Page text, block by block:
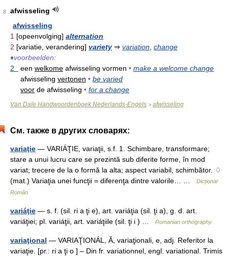
8
afwisseling
afwisseling
1 [opeenvolging] alternation
2 [variatie, verandering] variety⇒ variation change
♦voorbeelden:
2
een welkome afwisseling vormen • make a welcome change
afwisseling vertonen • be varied
voor de afwisseling • for a change
Van Dale Handwoordenboek Nederlands-Engels > afwisseling
См. также в других словарях:
variaţie — VARIÁŢIE, variaţii, s.f. 1. Schimbare, transformare;
stare a unui lucru care se prezintă sub diferite forme, în mod
variat; trecere de la o formă la alta; aspect variabil, schimbător. ♢
(mat.) Variaţia unei funcţii = diferenţa dintre valorile… …
Dicționar
Român
variáţie — s. f. (sil. ri a ţi e), art. variáţia (sil. ţi a), g. d. art.
variáţiei; pl. variáţii, art. variáţiile (sil. ţi i ) …
Romanian orthography
variaţional — VARIAŢIONÁL, Ă, variaţionali, e, adj. Referitor la
variaţie. [pr.: ri a ţi o ] – Din fr. variationnel, engl. variational. Trimis